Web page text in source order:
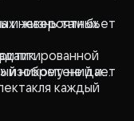
невероятных
никому не дает
и жизнь там бьет
изобретений и
каждый